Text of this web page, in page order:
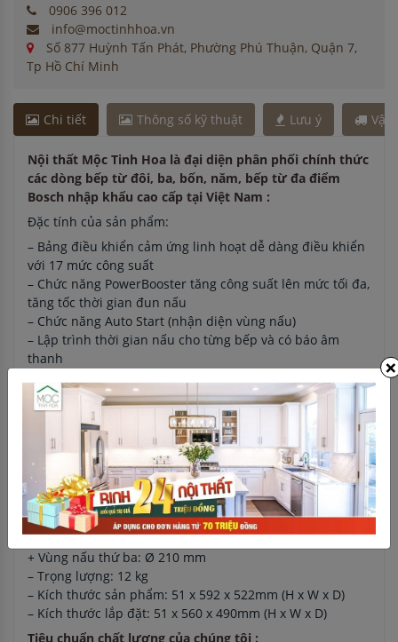
0906 396 012
info@moctinhhoa.vn
Số 877 Huỳnh Tấn Phát, Phường Phú Thuận, Quận 7,
Tp Hồ Chí Minh
Chi tiết Thông số kỹ thuật Lưu ý Vận
Nội thất Mộc Tinh Hoa là đại diện phân phối chính thức
các dòng bếp từ đôi, ba, bốn, năm, bếp từ đa điểm
Bosch nhập khẩu cao cấp tại Việt Nam :
Đặc tính của sản phẩm:
– Bảng điều khiển cảm ứng linh hoạt dễ dàng điều khiển
với 17 mức công suất
– Chức năng PowerBooster tăng công suất lên mức tối đa,
tăng tốc thời gian đun nấu
– Chức năng Auto Start (nhận diện vùng nấu)
– Lập trình thời gian nấu cho từng bếp và có báo âm
thanh
– Khóa trẻ em an toàn tự động hoặc bằng tay ngăn ngừa
sự vô tình bật bếp đảm bảo an toàn cho trẻ em
– Có cảnh báo nhiệt dư hai cấp độ (H/h)
Thông số kĩ thuật của sản phẩm:
– Công suất: 7000W
– 3 vùng bếp nấu:
+ Vùng nấu thứ nhất: Ø 280/240 mm
+ Vùng nấu thứ hai: Ø 150 mm
+ Vùng nấu thứ ba: Ø 210 mm
– Trọng lượng: 12 kg
– Kích thước sản phẩm: 51 x 592 x 522mm (H x W x D)
– Kích thước lắp đặt: 51 x 560 x 490mm (H x W x D)
Tiêu chuẩn chất lượng của chúng tôi :
×